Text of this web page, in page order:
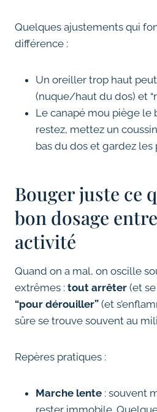
Quelques ajustements qui
différence :
Un oreiller trop haut
(nuque/haut du dos) et
Le canapé mou piège le
restez, mettez un
bas du dos et gardez les
Bouger juste ce
bon dosage
activité
Quand on a mal, on oscille
extrêmes : tout arrêter (et
“pour dérouiller” (et
sûre se trouve souvent au
Repères pratiques :
Marche lente : souvent